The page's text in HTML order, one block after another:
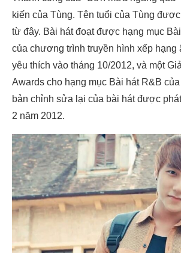
kiến của Tùng. Tên tuổi của Tùng
từ đây. Bài hát đoạt được hạng mục
của chương trình truyền hình xếp hạng
yêu thích vào tháng 10/2012, và một
Awards cho hạng mục Bài hát R&B
bản chỉnh sửa lại của bài hát được
2 năm 2012.